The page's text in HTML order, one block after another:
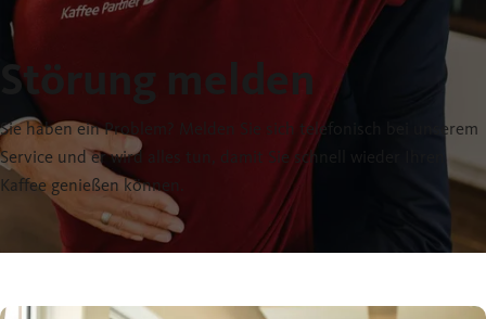
Störung melden
Sie haben ein Problem? Melden Sie sich telefonisch bei unserem
Service und er wird alles tun, damit Sie schnell wieder Ihren
Kaffee genießen können.